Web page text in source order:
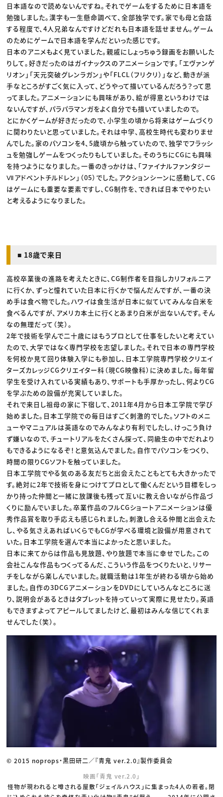
日本語なので読めないんですね。それでゲームをするために日本語を
勉強しました。漢字も一生懸命調べて、全部独学です。家でも母と会話
する程度で、4人兄弟なんですけどだれも日本語を話せません。ゲーム
のためにゲームで日本語を学んだといった感じです。
日本のアニメもよく見ていました。親戚にしょっちゅう録画をお願いした
りして。好きだったのはガイナックスのアニメーションです。「エヴァンゲ
リオン」「天元突破グレンラガン」や「FLCL（フリクリ）」など、動きが派
手なところがすごく気に入って、どうやって描いているんだろう？って思
ってました。アニメーションにも興味があり、絵が得意というわけでは
ないんですが、パラパラマンガをよく自分でも描いていましたので。
とにかくゲームが好きだったので、小学生の頃から将来はゲームづくり
に関わりたいと思っていました。それは中学、高校生時代も変わりませ
んでした。家のパソコンを4、5歳頃から触っていたので、独学でフラッシ
ュを勉強しゲームをつくったりもしていました。そのうちにCGにも興味
を持つようになりました。一番のきっかけは、「ファイナルファンタジー
Ⅶアドベントチルドレン」（05）でした。アクションシーンに感動して、CG
はゲームにも重要な要素ですし、CG制作を、できれば日本でやりたい
と考えるようになりました。
■ 18歳で来日
高校卒業後の進路を考えたときに、CG制作者を目指しカリフォルニア
に行くか、ずっと憧れていた日本に行くかで悩んだんですが、一番の決
め手は食べ物でした。ハワイは食生活が日本に似ていてみんな白米を
食べるんですが、アメリカ本土に行くとあまり白米が出ないんです。そん
なの無理だって（笑）。
2年で技術を学んで二十歳にはもうプロとして仕事をしたいと考えてい
たので、大学ではなく専門学校を志望しました。それで日本の専門学校
を何校か見て回り体験入学にも参加し、日本工学院専門学校クリエイ
ターズカレッジCGクリエイター科（現CG映像科）に決めました。毎年留
学生を受け入れている実績もあり、サポートも手厚かったし、何よりCG
を学ぶための設備が充実していました。
それで来日し祖母の家に下宿して、2011年4月から日本工学院で学び
始めました。日本工学院での毎日はすごく刺激的でした。ソフトのメニ
ューやマニュアルは英語なのでみんなより有利でしたし、けっこう負け
ず嫌いなので、チュートリアルをたくさん探って、同級生の中でだれより
もできるようになるぞ！と意気込んでました。自作でパソコンをつくり、
時間の限りCGソフトを触っていました。
日本工学院でやる気のある友だちと出会えたこともとても大きかったで
す。絶対に2年で技術を身につけてプロとして働くんだという目標をしっ
かり持った仲間と一緒に放課後も残って互いに教え合いながら作品づ
くりに励んでいました。卒業作品のフルCGショートアニメーションは優
秀作品賞を取り手応えも感じられました。刺激し合える仲間と出会えた
し、やる気さえあればいくらでもCGが学べる環境と設備が用意されて
いた。日本工学院を選んで本当によかったと思いました。
日本に来てからは作品も見放題、やり放題で本当に幸せでした。この
会社こんな作品もつくってるんだ、こういう作品をつくりたいと、リサー
チをしながら楽しんでいました。就職活動は1年生が終わる頃から始め
ました。自作の3DCGアニメーションをDVDにしていろんなところに送
り、説明会があるときはタブレットを持っていって実際に見せたり。英語
もできますよってアピールしてましたけど、最初はみんな信じてくれま
せんでした（笑）。
© 2015 noprops・黒田研二／『青鬼 ver.2.0』製作委員会
映画「青鬼 ver.2.0」
怪物が現われると噂される屋敷「ジェイルハウス」に集まった4人の若者。閉